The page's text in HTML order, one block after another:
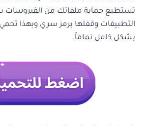
تستطيع حماية ملفاتك من الفيروسات
التطبيقات وقفلها برمز سري وبهذا
بشكل كامل تماماً.